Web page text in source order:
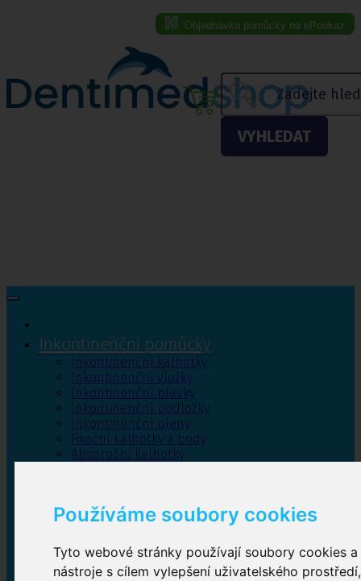
Používáme soubory cookies
Tyto webové stránky používají soubory cookies
nástroje s cílem vylepšení uživatelského
Objednávka pomůcky na ePoukaz
VYHLEDAT
Inkontinenční pomůcky
Inkontinenční kalhotky
Inkontinenční vložky
Inkontinenční plavky
Inkontinenční podložky
Inkontinenční pleny
Fixační kalhotky a body
Absorpční kalhotky
Inkontinenční kalhotky